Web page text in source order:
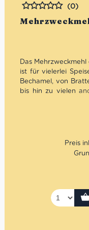
Bewertet
(0)
Das
ist für vielerlei
Bechamel, von
bis hin zu vielen
Ohne
Ohne Eier